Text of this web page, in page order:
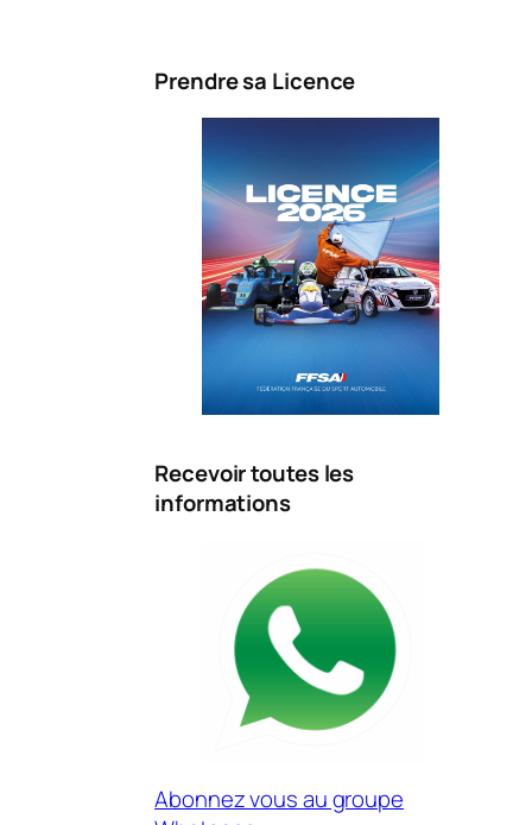
Prendre sa Licence
Recevoir toutes les
informations
Abonnez vous au groupe